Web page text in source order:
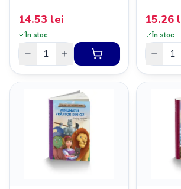
14.53 lei
În stoc
15.26
În stoc